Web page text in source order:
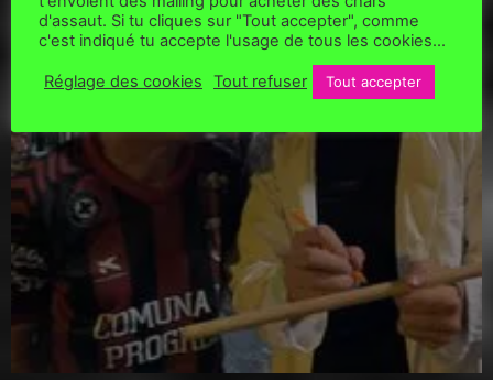
d'assaut. Si tu cliques sur "Tout accepter", comme
c'est indiqué tu accepte l'usage de tous les cookies...
Réglage des cookies Tout refuser Tout accepter